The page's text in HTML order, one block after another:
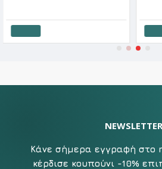
NEWSLETTER
Κάνε σήμερα εγγραφή στο
κέρδισε κουπούνι -10%